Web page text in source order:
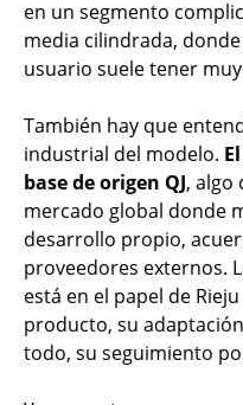
en un segmento
media cilindrada,
usuario suele tener
También hay que
industrial del modelo.
base de origen QJ, algo
mercado global donde
desarrollo propio,
proveedores externos.
está en el papel de
producto, su
todo, su seguimiento